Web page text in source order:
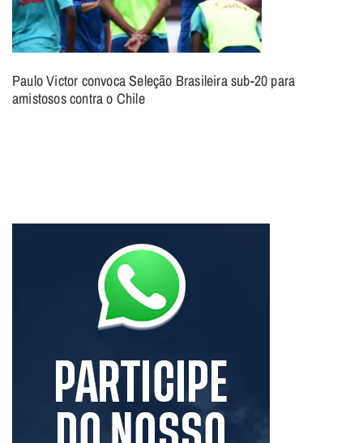
Paulo Victor convoca Seleção Brasileira sub-20 para
amistosos contra o Chile